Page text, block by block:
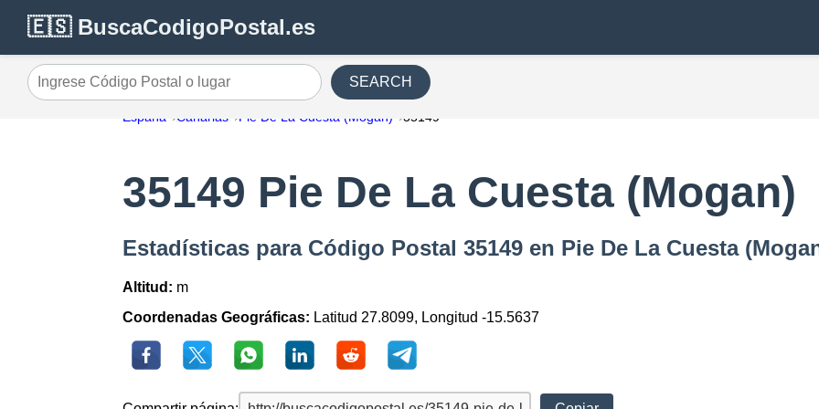
🇪🇸 BuscaCodigoPostal.es
Ingrese Código Postal o lugar SEARCH
España Canarias Pie De La Cuesta (Mogan) 35149
35149 Pie De La Cuesta (Mogan)
Estadísticas para Código Postal 35149 en Pie De La Cuesta
Altitud: m
Coordenadas Geográficas: Latitud 27.8099, Longitud -15.5637